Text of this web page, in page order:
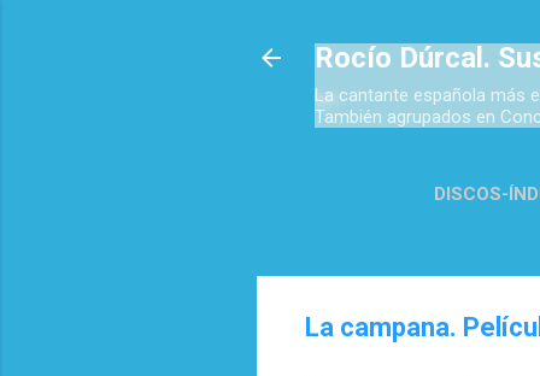
Rocío Dúrcal.
La cantante española más
También agrupados en
DISCOS-
La campana.